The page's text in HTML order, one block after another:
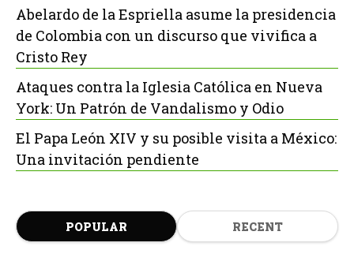
Abelardo de la Espriella asume la presidencia
de Colombia con un discurso que vivifica a
Cristo Rey
Ataques contra la Iglesia Católica en Nueva
York: Un Patrón de Vandalismo y Odio
El Papa León XIV y su posible visita a México:
Una invitación pendiente
POPULAR RECENT